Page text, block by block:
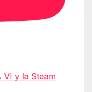
VI y la Steam